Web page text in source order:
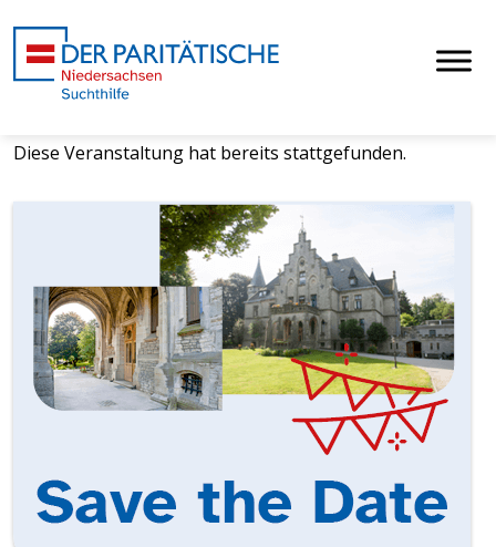
Diese Veranstaltung hat bereits stattgefunden.